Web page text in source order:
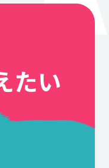
たい